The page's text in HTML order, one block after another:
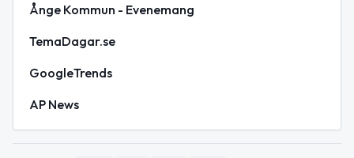
Ånge Kommun - Evenemang
TemaDagar.se
GoogleTrends
AP News